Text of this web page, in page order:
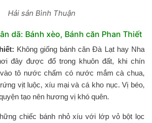
Hải sản Bình Thuận
dã: Bánh xèo, Bánh căn Phan Thiết
Không giống bánh căn Đà Lạt hay Nha
đây được đổ trong khuôn đất, khi chín
tô nước chấm có nước mắm cà chua,
vịt luộc, xíu mại và cá kho nục. Vị béo,
tạo nên hương vị khó quên.
chiếc bánh nhỏ xíu với lớp vỏ bột lọc